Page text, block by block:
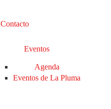
Contacto
Eventos
Agenda
Eventos de La Pluma